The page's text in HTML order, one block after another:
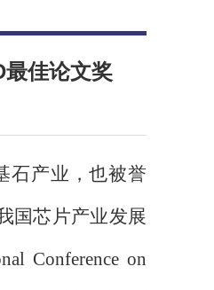
佳论文奖
石产业，也被誉
国芯片产业发展
Conference on